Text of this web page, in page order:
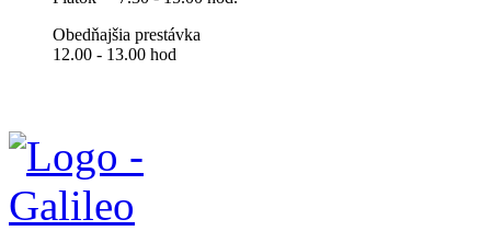
Obedňajšia prestávka
12.00 - 13.00 hod